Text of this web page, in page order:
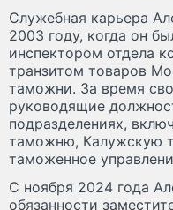
Служебная карьера
2003 году, когда он
инспектором отдела
транзитом товаров
таможни. За время
руководящие
подразделениях,
таможню, Калужскую
таможенное
С ноября 2024 года
обязанности